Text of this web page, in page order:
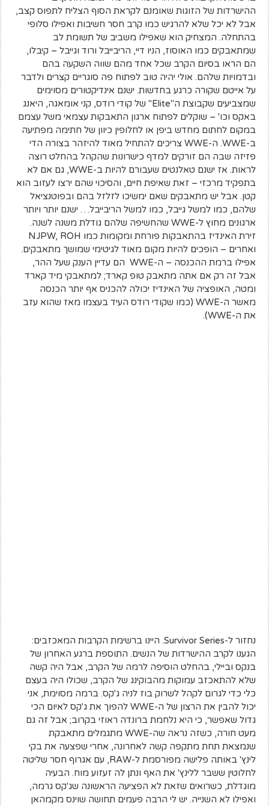
ההישרדות של הזוגות שאומנם לקראת הסוף הצליח לתפוס קצב,
אבל לא יכל שלא להרגיש כמו קרב חסר חשיבות ואפילו סלופי
בהתחלה. המצחיק הוא שאפילו משביב של תשומת לב
שמתאבקים כמו האוסוז, הניו דיי, הריבייבל ורוד וגייבל – קיבלו,
הם הראו בסיום הקרב שכל אחד מהם שווה השקעה בהם
ובדמויות שלהם. אולי יהיה טוב לפתוח פה סוגריים קצרים ולדבר
על אייטם שקורה כרגע בחדשות. ישנם אינדיקטורים מסוימים
שמצביעים שקבוצת ה"Elite" של קודי רודס, קני אומאגה, היאנג
באקס וכו' – שוקלים לפתוח ארגון התאבקות עצמאי משל עצמם
במקום לחתום מחדש ביפן או לחלופין כיוון של חתימה מפתיעה
ב-WWE. ה-WWE צריכים להתחיל מאוד להיזהר בצורה הדי
פזיזה שבה הם זורקים למדף כישרונות שהקהל בהחלט רוצה
לראות. אז ישנם טאלנטים שעבורם להיות ב-WWE, גם אם לא
בתפקיד מרכזי – זאת שאיפת חיים, והסיכוי שהם ירצו לעזוב הוא
קטן. אבל יש מתאבקים שאם ימשיכו לזלזל בהם ובפוטנציאל
שלהם, כמו למשל גייבל, כמו למשל הריבייבל… ישנם יותר ויותר
ארגונים מחוץ ל-WWE שהחשיפה שלהם גודלת משנה לשנה.
זירת האינדיז בהתאבקות פורחת ומקומות כמו NJPW, ROH
ואחרים – הופכים להיות מקום מאוד לגיטימי שמושך מתאבקים.
אפילו ברמת ההכנסה – ה-WWE הם עדיין הענק שעל ההר,
אבל זה רק אם אתה מתאבק טופ קארד; למתאבקי מיד קארד
ומטה, האופציה של האינדיז יכולה להכניס אף יותר הכנסה
מאשר ה-WWE (כמו שקודי רודס העיד בעצמו מאז שהוא עזב
את ה-WWE).
נחזור ל-Survivor Series. היינו ברשימת הקרבות המאכזבים:
הגענו לקרב ההישרדות של הנשים. התוספת ברגע האחרון של
בנקס וביילי, בהחלט הוסיפה לרמה של הקרב, אבל היה קשה
שלא להתאכזב עמוקות מהבוקינג של הקרב, שכולו היה בעצם
כלי כדי לגרום לקהל לשרוק בוז לניה ג'קס. ברמה מסוימת, אני
יכול להבין את הרצון של ה-WWE להפוך את ג'קס לאיום הכי
גדול שאפשר, כי היא נלחמת ברונדה ראוזי בקרוב; אבל זה גם
מעט חורה, כשזה נראה שה-WWE מתגמלים מתאבקת
שנמצאת תחת מתקפה קשה לאחרונה, אחרי שפצעה את בקי
לינץ' באותה פלישה מפורסמת ל-RAW, עם אגרוף חסר שליטה
לחלוטין ששבר ללינץ' את האף ונתן לה זעזוע מוח. הבעיה
מוגדלת, כשרואים שזאת לא הפציעה הראשונה שג'קס גרמה,
ואפילו לא השנייה. יש לי הרבה פעמים תחושה שוינס מקמהאן